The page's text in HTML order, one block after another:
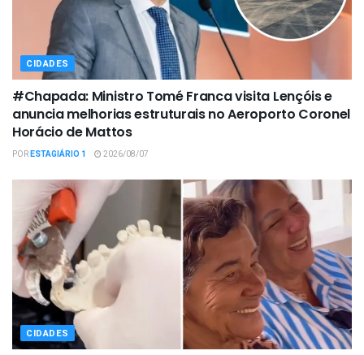
CIDADES
#Chapada: Ministro Tomé Franca visita Lençóis e
anuncia melhorias estruturais no Aeroporto Coronel
Horácio de Mattos
PORESTAGIÁRIO 1 2026/08/07
CIDADES